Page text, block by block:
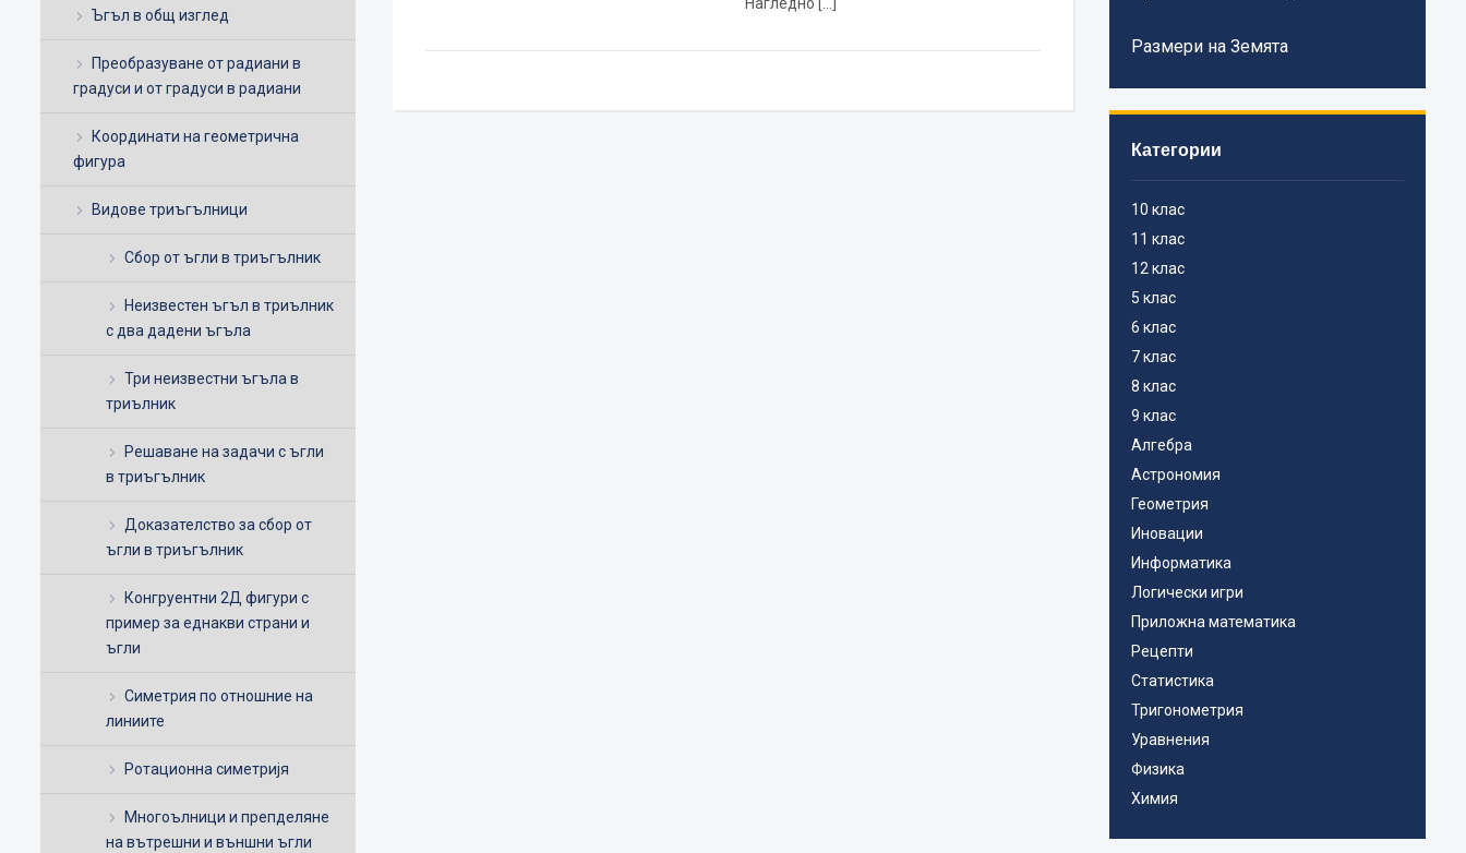
Ъгъл в общ изглед
Преобразуване от радиани в
градуси и от градуси в радиани
Координати на геометрична
фигура
Видове триъгълници
Сбор от ъгли в триъгълник
Неизвестен ъгъл в триълник
с два дадени ъгъла
Три неизвестни ъгъла в
триълник
Решаване на задачи с ъгли
в триъгълник
Доказателство за сбор от
ъгли в триъгълник
Конгруентни 2Д фигури с
пример за еднакви страни и
ъгли
Симетрия по отношние на
линиите
Ротационна симетријя
Многоълници и препделяне
на вътрешни и външни ъгли
Размери на Земята
Категории
10 клас
11 клас
12 клас
5 клас
6 клас
7 клас
8 клас
9 клас
Алгебра
Астрономия
Геометрия
Иновации
Информатика
Логически игри
Приложна математика
Рецепти
Статистика
Тригонометрия
Уравнения
Физика
Химия